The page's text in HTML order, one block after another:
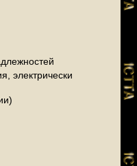
электрически